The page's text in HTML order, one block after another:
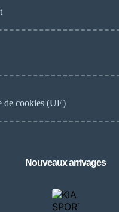
de cookies (UE)
Nouveaux arrivages